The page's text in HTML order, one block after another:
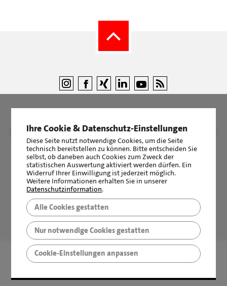
LBS Immobilien GmbH NordWest| Impressum|Sicherheit &
Datenschutz
LBS Immobilien GmbH NordWest
|2510Bewertungen auf ProvenExpert.com
Ihre Cookie & Datenschutz-Einstellungen
Diese Seite nutzt notwendige Cookies, um die Seite
technisch bereitstellen zu können. Bitte entscheiden Sie
selbst, ob daneben auch Cookies zum Zweck der
statistischen Auswertung aktiviert werden dürfen. Ein
Widerruf Ihrer Einwilligung ist jederzeit möglich.
Weitere Informationen erhalten Sie in unserer
Datenschutzinformation.
Alle Cookies gestatten
Nur notwendige Cookies gestatten
Cookie-Einstellungen anpassen